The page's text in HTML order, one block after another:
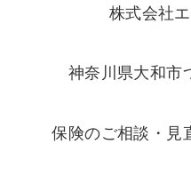
株式会社
神奈川県大和市
保険のご相談・見